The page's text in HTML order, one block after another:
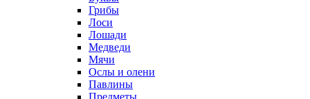
Грибы
Лоси
Лошади
Медведи
Мячи
Ослы и олени
Павлины
Предметы